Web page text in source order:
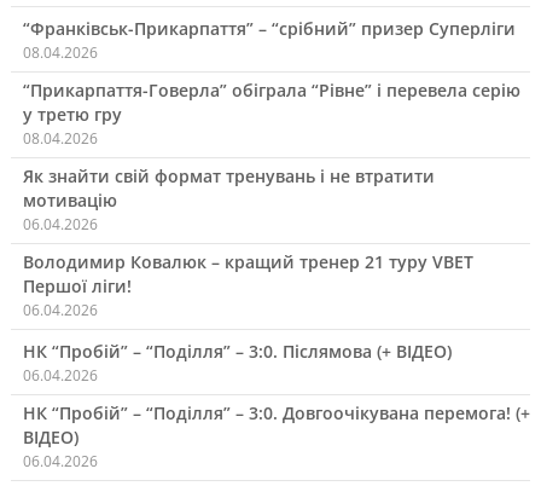
“Франківськ-Прикарпаття” – “срібний” призер Суперліги
08.04.2026
“Прикарпаття-Говерла” обіграла “Рівне” і перевела серію
у третю гру
08.04.2026
Як знайти свій формат тренувань і не втратити
мотивацію
06.04.2026
Володимир Ковалюк – кращий тренер 21 туру VBET
Першої ліги!
06.04.2026
НК “Пробій” – “Поділля” – 3:0. Післямова (+ ВІДЕО)
06.04.2026
НК “Пробій” – “Поділля” – 3:0. Довгоочікувана перемога! (+
ВІДЕО)
06.04.2026